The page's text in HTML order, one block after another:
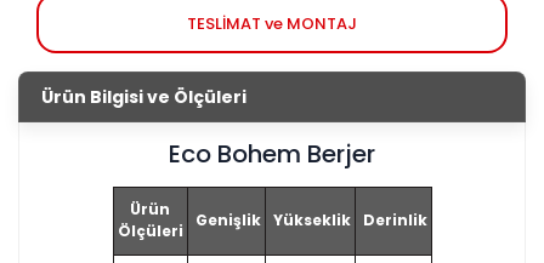
TESLİMAT ve MONTAJ
Ürün Bilgisi ve Ölçüleri
Eco Bohem Berjer
Ürün
Ölçüleri
Genişlik Yükseklik Derinlik